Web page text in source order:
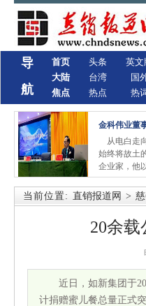
导
航
首页
大陆
焦点
头条
台湾
热点
英文
国
热
金科伟业董
从电白走
始终将故土
企业家，他
当前位置: 直销报道网 >
20余
近日，如新集团于
计捐赠蜜儿餐总量正式